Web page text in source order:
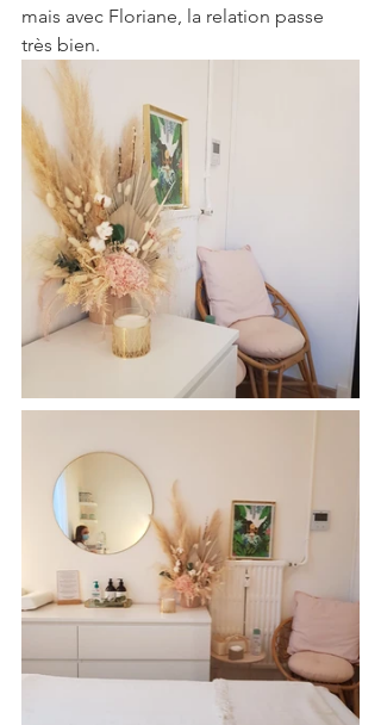
mais avec Floriane, la relation passe
très bien.